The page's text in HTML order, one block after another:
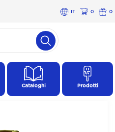
IT 0 0
Cataloghi Prodotti